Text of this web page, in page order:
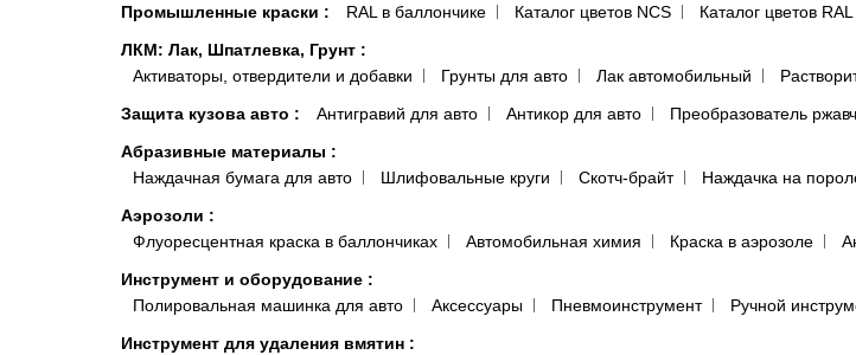
Промышленные краски : RAL в баллончике Каталог цветов NCS
Каталог цветов RAL
ЛКМ: Лак, Шпатлевка, Грунт :
Активаторы, отвердители и добавки
Грунты для авто Лак автомобильный
Защита кузова авто : Антигравий для авто Антикор для авто Преобразователь
Абразивные материалы :
Наждачная бумага для авто
Шлифовальные круги Скотч-брайт Наждачка на
Аэрозоли :
Флуоресцентная краска в баллончиках
Автомобильная химия Краска в аэрозоле
Инструмент и оборудование :
Полировальная машинка для авто
Аксессуары Пневмоинструмент Ручной
Инструмент для удаления вмятин :